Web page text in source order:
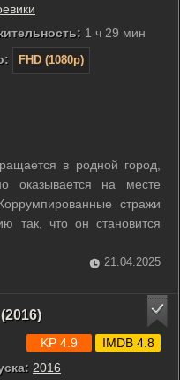
1 ч 29 мин
FHD (1080p)
в родной город,
оказывается на месте
стражи
так, что он становится
убийц брата и снять с
с молодой
21.04.2025
2016
KP 4.9 IMDB 4.8